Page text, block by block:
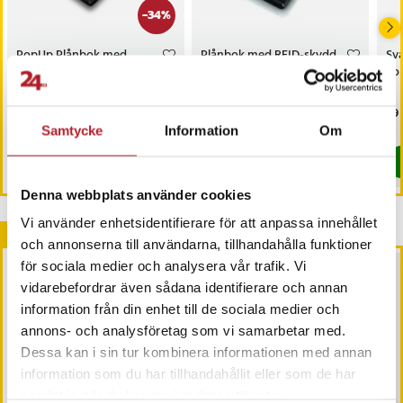
Samtycke Information Om
Denna webbplats använder cookies
Vi använder enhetsidentifierare för att anpassa innehållet
och annonserna till användarna, tillhandahålla funktioner
för sociala medier och analysera vår trafik. Vi
vidarebefordrar även sådana identifierare och annan
information från din enhet till de sociala medier och
annons- och analysföretag som vi samarbetar med.
Dessa kan i sin tur kombinera informationen med annan
information som du har tillhandahållit eller som de har
-34%
PopUp Plånbok med
RFID-skydd Svart
Tidigare pris
I lager, levereras inom 1-2 vardagar
Plånbok med RFID-skydd
I lager, levereras inom 1-2 vardagar
Andra köpte också
BÄSTSÄLJARE